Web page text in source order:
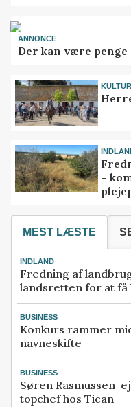
ANNONCE
Der kan være
KULTUR
–
MEST LÆSTE
INDLAND
Fredning af
landsretten for at
BUSINESS
Konkurs rammer
navneskifte
BUSINESS
Søren Rasmussen-
topchef hos Tican